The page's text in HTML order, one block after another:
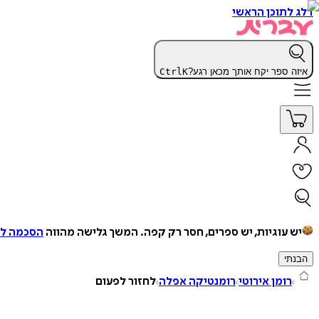
דלג לתוכן הראשי
איזה ספר יקח אותך מכאן רגע? CtrlK
יש עוגיות, יש ספרים, חסר רק קפה. המשך גלישה מהווה הסכמה
הבנתי
רומן אירוטי רומנטיקה אפלה לחזור לפעום